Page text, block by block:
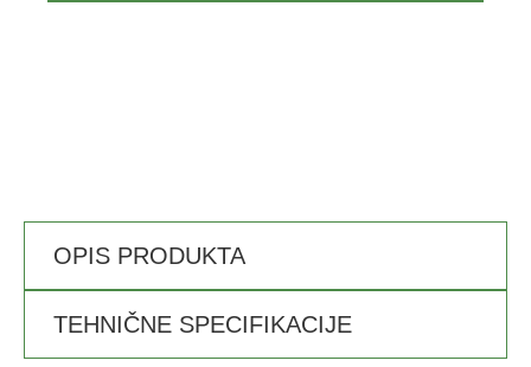
OPIS PRODUKTA
TEHNIČNE SPECIFIKACIJE